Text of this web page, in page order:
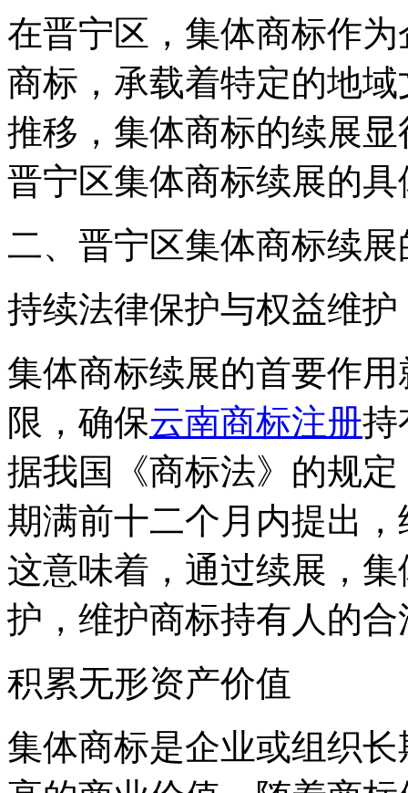
在晋宁区，集体商标作
商标，承载着特定的地
推移，集体商标的续展
晋宁区集体商标续展的
二、晋宁区集体商标续展
持续法律保护与权益维护
集体商标续展的首要作
限，确保云南商标注册持
据我国《商标法》的规
期满前十二个月内提出
这意味着，通过续展，
护，维护商标持有人的
积累无形资产价值
集体商标是企业或组织